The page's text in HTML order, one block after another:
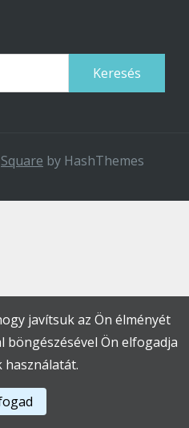
Square by HashThemes
javítsuk az Ön élményét
böngészésével Ön elfogadja
használatát.